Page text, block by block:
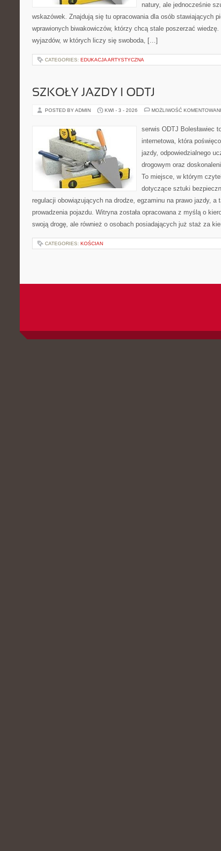
natury, ale jednocześnie
wskazówek. Znajdują się tu opracowania dla osób stawiających
wprawionych biwakowiczów, którzy chcą stale poszerzać wiedzę.
wyjazdów, w których liczy się swoboda, […]
CATEGORIES: EDUKACJA ARTYSTYCZNA
SZKOŁY JAZDY I ODTJ
POSTED BY ADMIN KWI - 3 - 2026 MOŻLIWOŚĆ
serwis ODTJ Bolesławiec
internetowa, która
jazdy, odpowiedzialnego
drogowym oraz
To miejsce, w którym
dotyczące sztuki
regulacji obowiązujących na drodze, egzaminu na prawo jazdy, a
prowadzenia pojazdu. Witryna została opracowana z myślą o
swoją drogę, ale również o osobach posiadających już staż za
CATEGORIES: KOŚCIAN